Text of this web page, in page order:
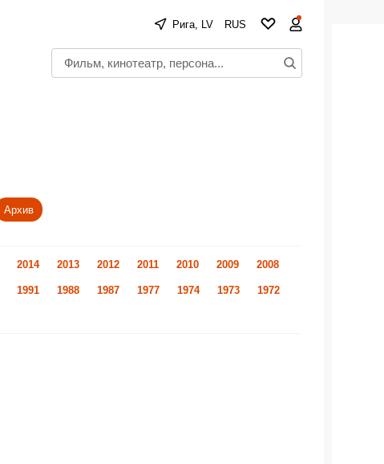
Рига, LV RUS
Архив
2014 2013 2012 2011 2010 2009 2008
1991 1988 1987 1977 1974 1973 1972